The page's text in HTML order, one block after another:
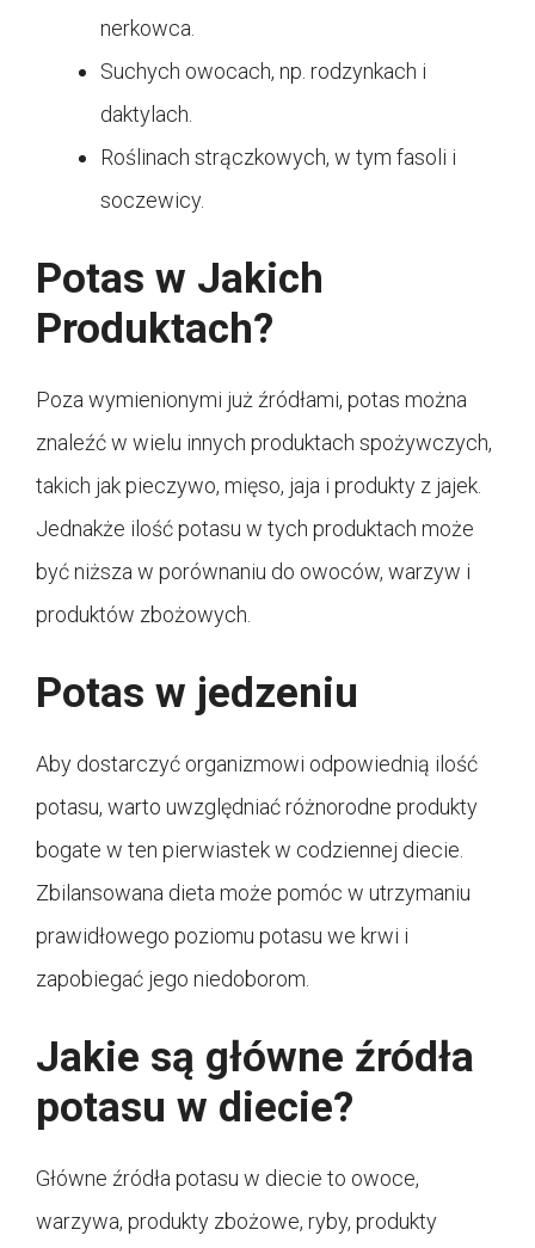
nerkowca.
Suchych owocach, np. rodzynkach i
daktylach.
Roślinach strączkowych, w tym fasoli i
soczewicy.
Potas w Jakich
Produktach?
Poza wymienionymi już źródłami, potas można
znaleźć w wielu innych produktach spożywczych,
takich jak pieczywo, mięso, jaja i produkty z jajek.
Jednakże ilość potasu w tych produktach może
być niższa w porównaniu do owoców, warzyw i
produktów zbożowych.
Potas w jedzeniu
Aby dostarczyć organizmowi odpowiednią ilość
potasu, warto uwzględniać różnorodne produkty
bogate w ten pierwiastek w codziennej diecie.
Zbilansowana dieta może pomóc w utrzymaniu
prawidłowego poziomu potasu we krwi i
zapobiegać jego niedoborom.
Jakie są główne źródła
potasu w diecie?
Główne źródła potasu w diecie to owoce,
warzywa, produkty zbożowe, ryby, produkty